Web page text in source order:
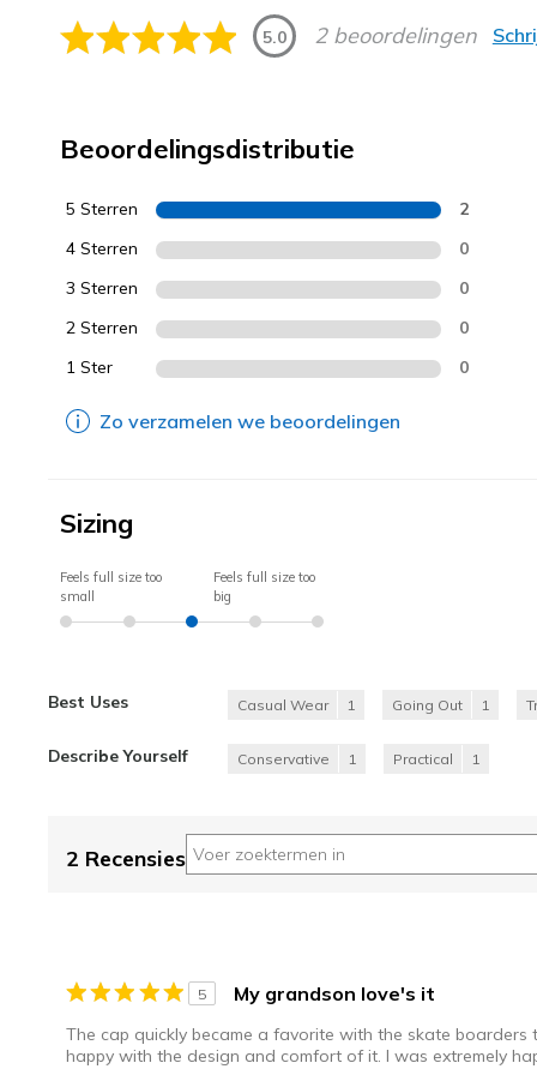
5.0 2 beoordelingen
Beoordelingsdistributie
5 Sterren 2
4 Sterren 0
3 Sterren 0
2 Sterren 0
1 Ster 0
Zo verzamelen we beoordelingen
Sizing
Feels full size too
small
Feels full size too
big
Best Uses Casual Wear 1 Going Out 1
Describe Yourself Conservative 1 Practical 1
2 Recensies
5 My grandson love's it
The cap quickly became a favorite with the skate
happy with the design and comfort of it. I was extremely